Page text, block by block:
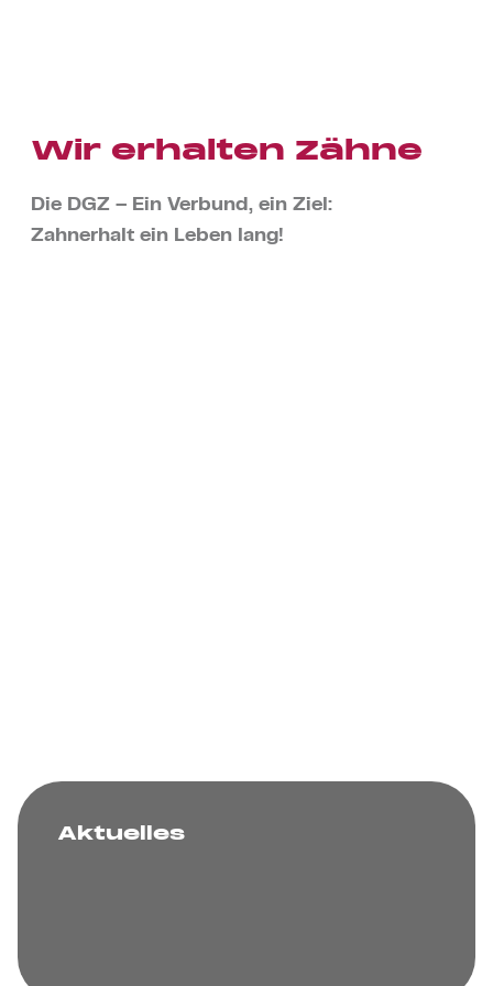
Wir erhalten Zähne
Die DGZ – Ein Verbund, ein Ziel:
Zahnerhalt ein Leben lang!
Aktuelles